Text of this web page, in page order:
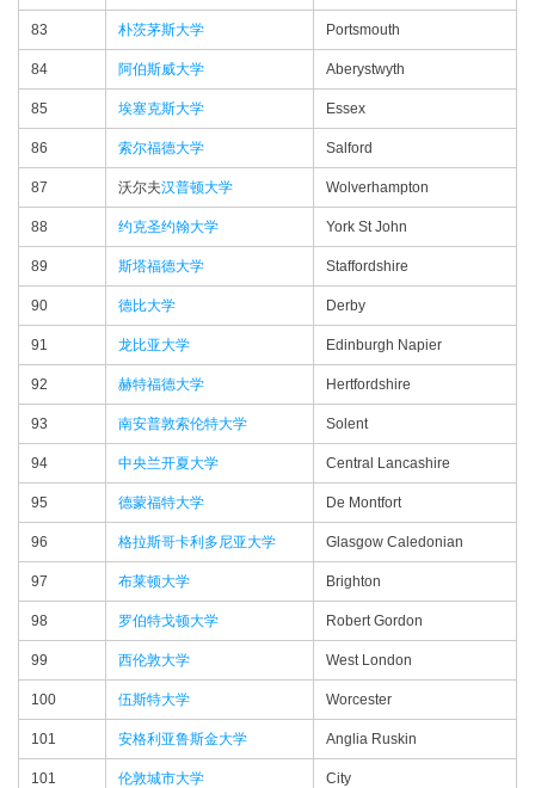
83 朴茨茅斯大学 Portsmouth
84 阿伯斯威大学 Aberystwyth
85 埃塞克斯大学 Essex
86 索尔福德大学 Salford
87 沃尔夫汉普顿大学 Wolverhampton
88 约克圣约翰大学 York St John
89 斯塔福德大学 Staffordshire
90 德比大学 Derby
91 龙比亚大学 Edinburgh Napier
92 赫特福德大学 Hertfordshire
93 南安普敦索伦特大学 Solent
94 中央兰开夏大学 Central Lancashire
95 德蒙福特大学 De Montfort
96 格拉斯哥卡利多尼亚大学 Glasgow Caledonian
97 布莱顿大学 Brighton
98 罗伯特戈顿大学 Robert Gordon
99 西伦敦大学 West London
100 伍斯特大学 Worcester
101 安格利亚鲁斯金大学 Anglia Ruskin
101 伦敦城市大学 City